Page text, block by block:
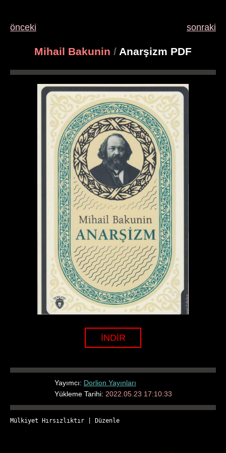
önceki sonraki
Mihail Bakunin / Anarşizm PDF
İNDİR
Yayımcı: Dorlion Yayınları
Yükleme Tarihi: 2022.05.23 17:10:33
Mülkiyet Hırsızlıktır Düzenle